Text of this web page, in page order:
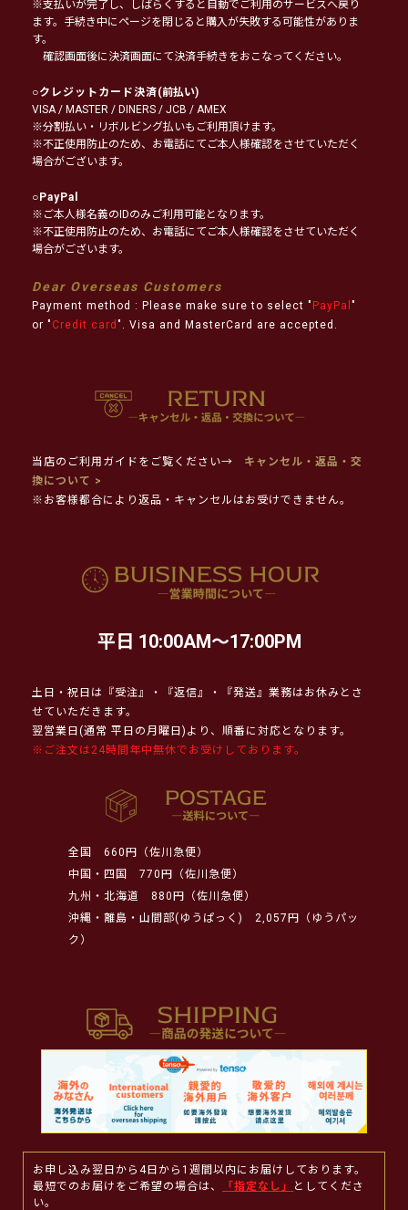
※支払いが完了し、しばらくすると自動でご利用のサービスへ戻り
ます。手続き中にページを閉じると購入が失敗する可能性がありま
す。
確認画面後に決済画面にて決済手続きをおこなってください。
○クレジットカード決済(前払い)
VISA / MASTER / DINERS / JCB / AMEX
※分割払い・リボルビング払いもご利用頂けます。
※不正使用防止のため、お電話にてご本人様確認をさせていただく
場合がございます。
○PayPal
※ご本人様名義のIDのみご利用可能となります。
※不正使用防止のため、お電話にてご本人様確認をさせていただく
場合がございます。
Dear Overseas Customers
Payment method : Please make sure to select " PayPal "
or " Credit card ". Visa and MasterCard are accepted.
当店のご利用ガイドをご覧ください→
キャンセル・返品・交
換について >
※お客様都合により返品・キャンセルはお受けできません。
平日 10:00AM～17:00PM
土日・祝日は『受注』・『返信』・『発送』業務はお休みとさ
せていただきます。
翌営業日(通常 平日の月曜日)より、順番に対応となります。
※ご注文は24時間年中無休でお受けしております。
全国
660円（佐川急便）
中国・四国
770円（佐川急便）
九州・北海道
880円（佐川急便）
沖縄・離島・山間部(ゆうぱっく)
2,057円（ゆうパッ
ク）
お申し込み翌日から4日から1週間以内にお届けしております。
最短でのお届けをご希望の場合は、
「指定なし」
としてくださ
い。